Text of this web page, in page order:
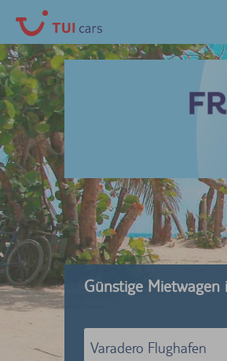
Günstige Mietwagen